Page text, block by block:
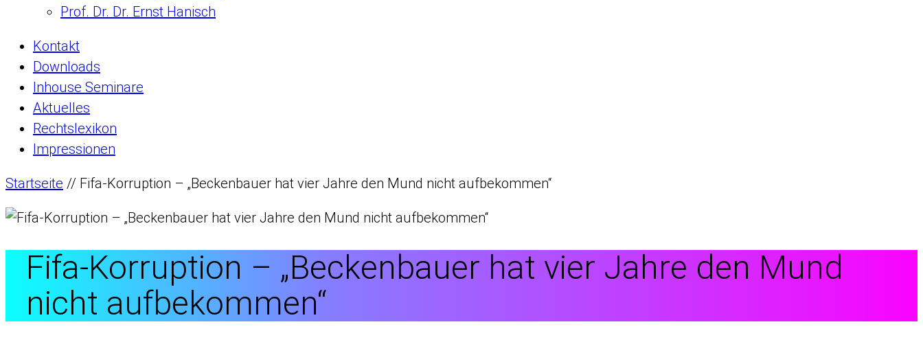
Prof. Dr. Dr. Ernst Hanisch
Kontakt
Downloads
Inhouse Seminare
Aktuelles
Rechtslexikon
Impressionen
Startseite // Fifa-Korruption – „Beckenbauer hat vier Jahre den Mund nicht aufbekommen“
Fifa-Korruption – „Beckenbauer hat vier Jahre den Mund
nicht aufbekommen“